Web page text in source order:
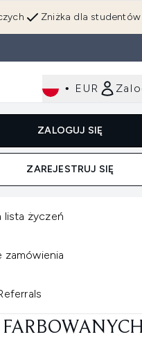
Zniżka dla studentów
• EUR
ZALOGUJ SIĘ
ZAREJESTRUJ SIĘ
lista życzeń
zamówienia
Wejdź do podmenu (Włosy) Wejdź do podmenu (Narzędzia)
Dla mężczyzn
ELVIVE
OIL FOR
HAIR OLEJEK